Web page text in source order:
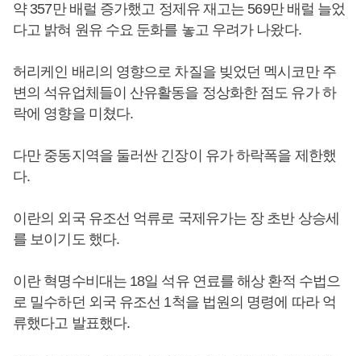
약 357만 배럴 증가했고 정제유 재고는 569만 배럴 늘었
다고 밝혀 원유 수요 둔화를 놓고 우려가 나왔다.
허리케인 배리의 영향으로 차질을 빚었던 멕시코만 주
변의 석유업체들이 산유활동을 정상화한 점도 유가 하
락에 영향을 미쳤다.
다만 중동지역을 둘러싼 긴장이 유가 하락폭을 제한했
다.
이란의 외국 유조선 억류로 국제유가는 장 초반 상승세
를 보이기도 했다.
이란 혁명수비대는 18일 석유 연료를 해상 환적 수법으
로 밀수하던 외국 유조선 1척을 법원의 명령에 따라 억
류했다고 발표했다.